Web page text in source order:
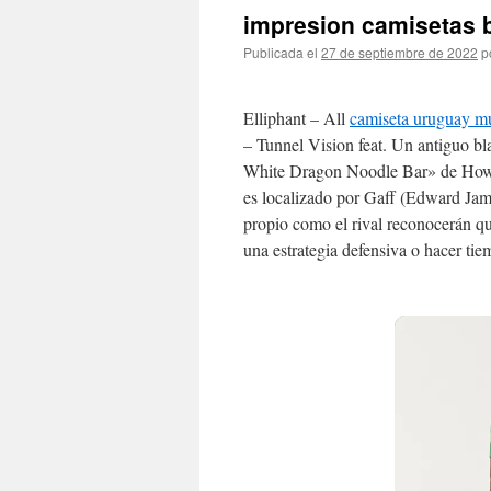
impresion camisetas
Publicada el 27 de septiembre de 2022
Elliphant – All camiseta uruguay
– Tunnel Vision feat. Un antiguo
White Dragon Noodle Bar» de
es localizado por Gaff (Edward
propio como el rival reconocerán
una estrategia defensiva o hacer